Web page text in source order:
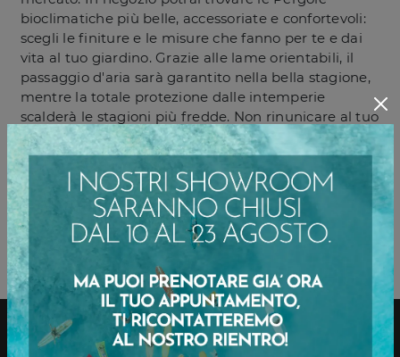
bioclimatiche più belle, accessoriate e confortevoli:
scegli le finiture e le misure che fanno per te e dai
vita al tuo giardino. Grazie alle lame orientabili, il
passaggio d'aria sarà garantito nella bella stagione,
mentre la totale protezione dalle intemperie
scalderà le stagioni più fredde. Non rinunicare al tuo
benessere con il mutare delle condizioni
atmosferiche: le Pergole bioclimatiche ti
consentiranno di ricreare il clima perfetto durante
l'intero anno.
CASAPROGETTATA.IT INTERNI SRL